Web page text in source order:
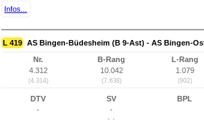
Infos...
L 419 AS Bingen-Büdesheim (B 9-Ast) - AS Bingen-
Nr.
4.312
(4.314)
B-Rang
10.042
(7.638)
L-Rang
1.079
(902)
DTV
-
SV
-
BPL